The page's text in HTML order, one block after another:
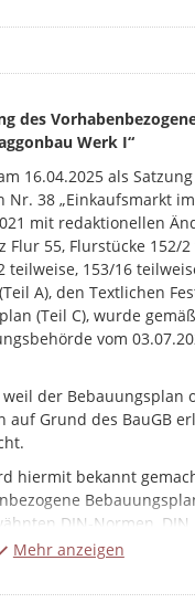
des
Werk I“
16.04.2025 als
38 „Einkaufsmarkt
mit redaktionellen
55, Flurstücke 152/
teilweise, 153/16
A), den Textlichen
(Teil C), wurde
vom
der Bebauungsplan
auf Grund des BauGB
hiermit bekannt
DIN-Normen, DIN
inklusive des
Hugo-Keller-Straße
Mehr anzeigen